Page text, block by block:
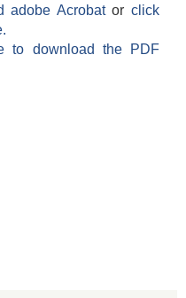
adobe Acrobatorclick
to download the PDF